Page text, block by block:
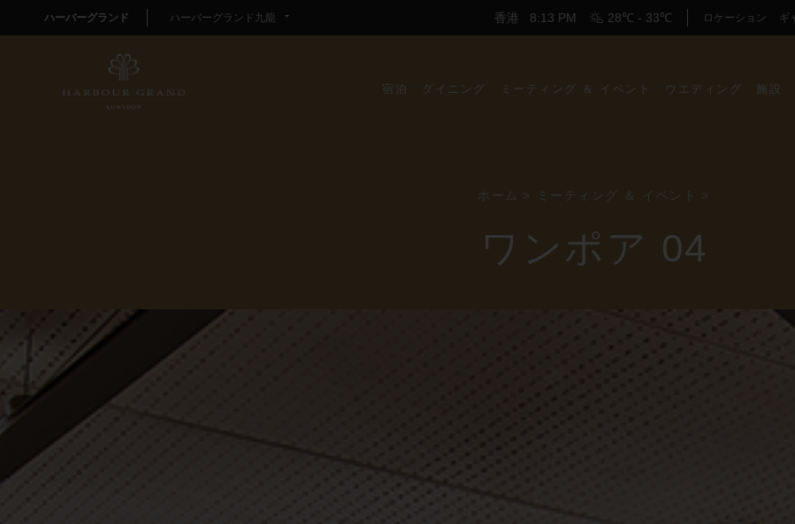
ハーバーグランド ハーバーグランド九龍 香港 8:13 PM 28℃ - 33℃ ロケーション ギ
宿泊 ダイニング ミーティング ＆ イベント ウエディング 施設
ホーム > ミーティング ＆ イベント >
ワンポア 04